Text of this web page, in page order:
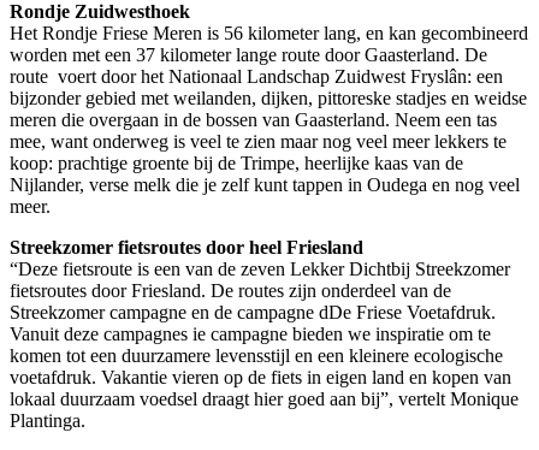
Rondje Zuidwesthoek
Het Rondje Friese Meren is 56 kilometer lang, en kan gecombineerd
worden met een 37 kilometer lange route door Gaasterland. De
route voert door het Nationaal Landschap Zuidwest Fryslân: een
bijzonder gebied met weilanden, dijken, pittoreske stadjes en weidse
meren die overgaan in de bossen van Gaasterland. Neem een tas
mee, want onderweg is veel te zien maar nog veel meer lekkers te
koop: prachtige groente bij de Trimpe, heerlijke kaas van de
Nijlander, verse melk die je zelf kunt tappen in Oudega en nog veel
meer.
Streekzomer fietsroutes door heel Friesland
“Deze fietsroute is een van de zeven Lekker Dichtbij Streekzomer
fietsroutes door Friesland. De routes zijn onderdeel van de
Streekzomer campagne en de campagne dDe Friese Voetafdruk.
Vanuit deze campagnes ie campagne bieden we inspiratie om te
komen tot een duurzamere levensstijl en een kleinere ecologische
voetafdruk. Vakantie vieren op de fiets in eigen land en kopen van
lokaal duurzaam voedsel draagt hier goed aan bij”, vertelt Monique
Plantinga.